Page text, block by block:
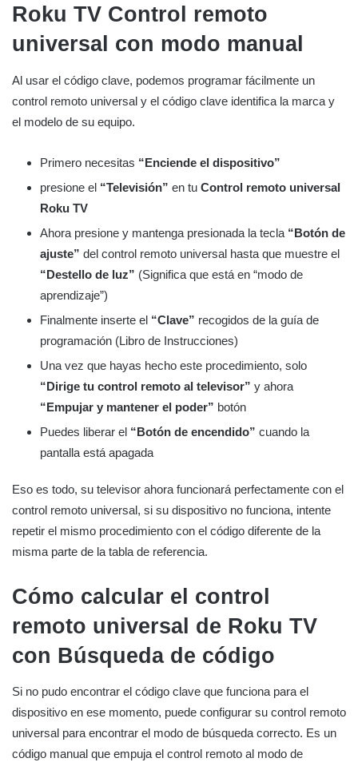
Roku TV Control remoto
universal con modo manual
Al usar el código clave, podemos programar fácilmente un
control remoto universal y el código clave identifica la marca y
el modelo de su equipo.
Primero necesitas “Enciende el dispositivo”
presione el “Televisión” en tu Control remoto universal
Roku TV
Ahora presione y mantenga presionada la tecla “Botón de
ajuste” del control remoto universal hasta que muestre el
“Destello de luz” (Significa que está en “modo de
aprendizaje”)
Finalmente inserte el “Clave” recogidos de la guía de
programación (Libro de Instrucciones)
Una vez que hayas hecho este procedimiento, solo
“Dirige tu control remoto al televisor” y ahora
“Empujar y mantener el poder” botón
Puedes liberar el “Botón de encendido” cuando la
pantalla está apagada
Eso es todo, su televisor ahora funcionará perfectamente con el
control remoto universal, si su dispositivo no funciona, intente
repetir el mismo procedimiento con el código diferente de la
misma parte de la tabla de referencia.
Cómo calcular el control
remoto universal de Roku TV
con Búsqueda de código
Si no pudo encontrar el código clave que funciona para el
dispositivo en ese momento, puede configurar su control remoto
universal para encontrar el modo de búsqueda correcto. Es un
código manual que empuja el control remoto al modo de